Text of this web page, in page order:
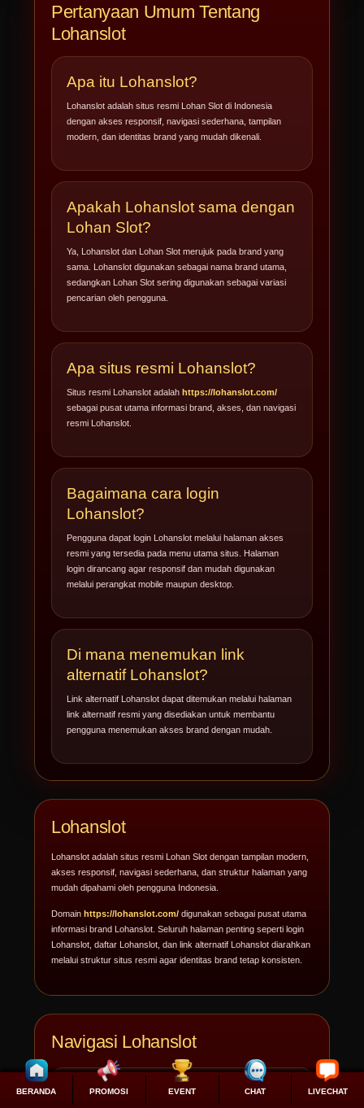
BERANDA PROMOSI EVENT CHAT LIVECHAT
Pertanyaan Umum Tentang
Lohanslot
Apa itu Lohanslot?
Lohanslot adalah situs resmi Lohan Slot di Indonesia
dengan akses responsif, navigasi sederhana, tampilan
modern, dan identitas brand yang mudah dikenali.
Apakah Lohanslot sama dengan
Lohan Slot?
Ya, Lohanslot dan Lohan Slot merujuk pada brand yang
sama. Lohanslot digunakan sebagai nama brand utama,
sedangkan Lohan Slot sering digunakan sebagai variasi
pencarian oleh pengguna.
Apa situs resmi Lohanslot?
Situs resmi Lohanslot adalah https://lohanslot.com/
sebagai pusat utama informasi brand, akses, dan navigasi
resmi Lohanslot.
Bagaimana cara login
Lohanslot?
Pengguna dapat login Lohanslot melalui halaman akses
resmi yang tersedia pada menu utama situs. Halaman
login dirancang agar responsif dan mudah digunakan
melalui perangkat mobile maupun desktop.
Di mana menemukan link
alternatif Lohanslot?
Link alternatif Lohanslot dapat ditemukan melalui halaman
link alternatif resmi yang disediakan untuk membantu
pengguna menemukan akses brand dengan mudah.
Lohanslot
Lohanslot adalah situs resmi Lohan Slot dengan tampilan modern,
akses responsif, navigasi sederhana, dan struktur halaman yang
mudah dipahami oleh pengguna Indonesia.
Domain https://lohanslot.com/ digunakan sebagai pusat utama
informasi brand Lohanslot. Seluruh halaman penting seperti login
Lohanslot, daftar Lohanslot, dan link alternatif Lohanslot diarahkan
melalui struktur situs resmi agar identitas brand tetap konsisten.
Navigasi Lohanslot
Beranda Lohanslot